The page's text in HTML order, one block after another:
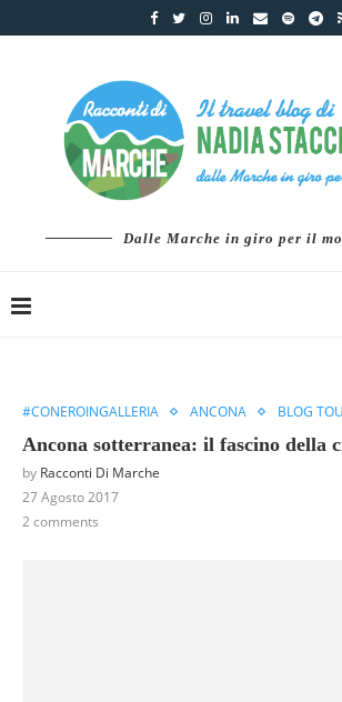
Dalle Marche in giro per il
#CONEROINGALLERIA ANCONA BLOG
Ancona sotterranea: il fascino della
by Racconti Di Marche
27 Agosto 2017
2 comments